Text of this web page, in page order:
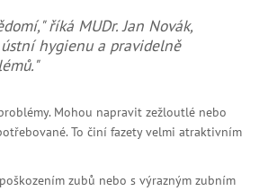
říká MUDr. Jan Novák,
ústní hygienu a pravidelně
Mohou napravit zežloutlé nebo
To činí fazety velmi atraktivním
zubů nebo s výrazným zubním